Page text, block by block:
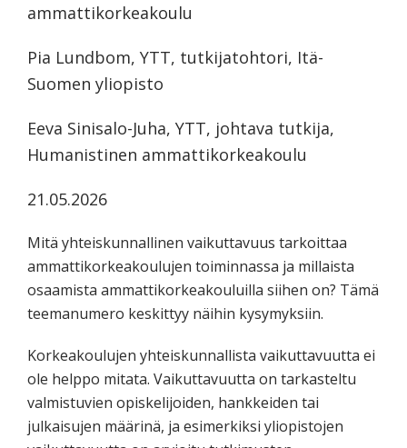
ammattikorkeakoulu
Pia Lundbom, YTT, tutkijatohtori, Itä-
Suomen yliopisto
Eeva Sinisalo-Juha, YTT, johtava tutkija,
Humanistinen ammattikorkeakoulu
21.05.2026
Mitä yhteiskunnallinen vaikuttavuus tarkoittaa
ammattikorkeakoulujen toiminnassa ja millaista
osaamista ammattikorkeakouluilla siihen on? Tämä
teemanumero keskittyy näihin kysymyksiin.
Korkeakoulujen yhteiskunnallista vaikuttavuutta ei
ole helppo mitata. Vaikuttavuutta on tarkasteltu
valmistuvien opiskelijoiden, hankkeiden tai
julkaisujen määrinä, ja esimerkiksi yliopistojen